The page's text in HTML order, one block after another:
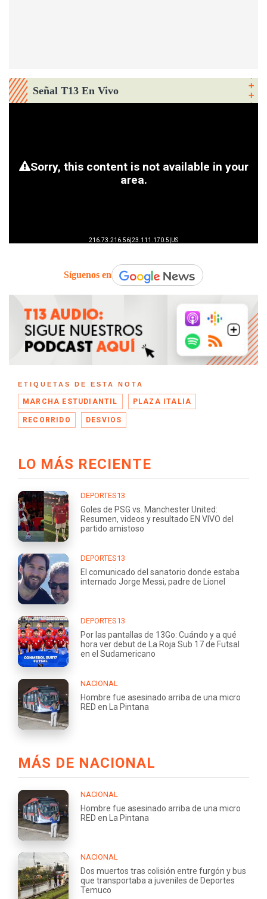
Señal T13 En Vivo
Síguenos en
ETIQUETAS DE ESTA NOTA
MARCHA ESTUDIANTIL PLAZA ITALIA
RECORRIDO DESVIOS
LO MÁS RECIENTE
DEPORTES13
Goles de PSG vs. Manchester United:
Resumen, videos y resultado EN VIVO del
partido amistoso
DEPORTES13
El comunicado del sanatorio donde estaba
internado Jorge Messi, padre de Lionel
DEPORTES13
Por las pantallas de 13Go: Cuándo y a qué
hora ver debut de La Roja Sub 17 de Futsal
en el Sudamericano
NACIONAL
Hombre fue asesinado arriba de una micro
RED en La Pintana
MÁS DE NACIONAL
NACIONAL
Hombre fue asesinado arriba de una micro
RED en La Pintana
NACIONAL
Dos muertos tras colisión entre furgón y bus
que transportaba a juveniles de Deportes
Temuco